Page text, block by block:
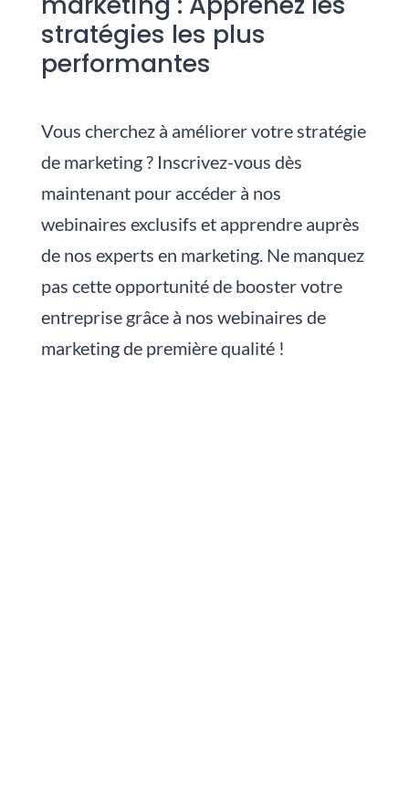
stratégies les plus
performantes
Vous cherchez à améliorer votre stratégie
de marketing ? Inscrivez-vous dès
maintenant pour accéder à nos
webinaires exclusifs et apprendre auprès
de nos experts en marketing. Ne manquez
pas cette opportunité de booster votre
entreprise grâce à nos webinaires de
marketing de première qualité !